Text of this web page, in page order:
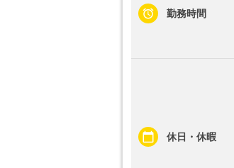
勤務時間
休日・休暇